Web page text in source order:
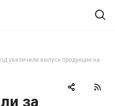
увеличили выпуск продукции на
за